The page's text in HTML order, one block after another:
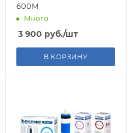
600М
Много
3 900 руб./шт
В КОРЗИНУ